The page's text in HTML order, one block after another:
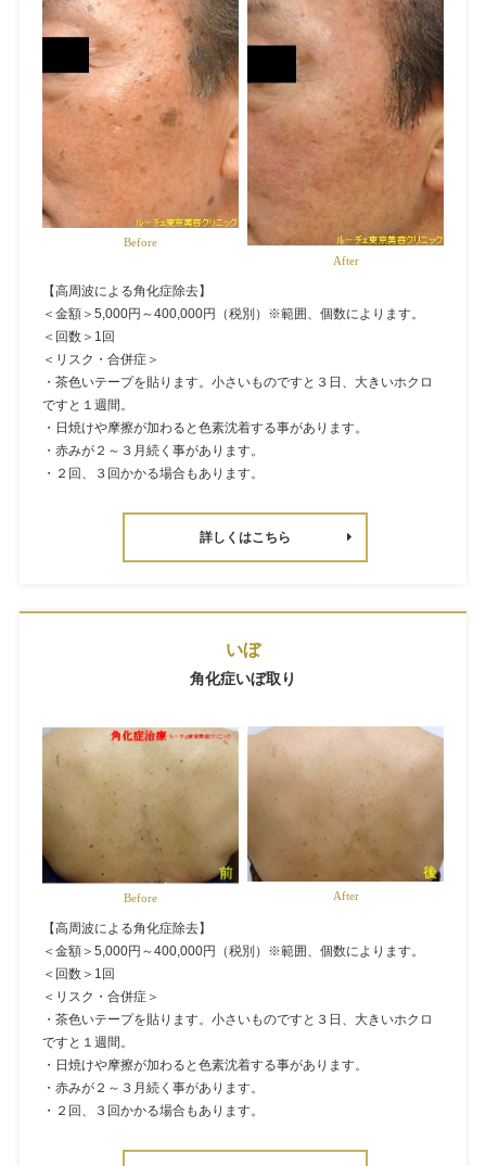
Before
After
【高周波による角化症除去】
＜金額＞5,000円～400,000円（税別）※範囲、個数によります。
＜回数＞1回
＜リスク・合併症＞
・茶色いテープを貼ります。小さいものですと３日、大きいホクロ
ですと１週間。
・日焼けや摩擦が加わると色素沈着する事があります。
・赤みが２～３月続く事があります。
・２回、３回かかる場合もあります。
詳しくはこちら
いぼ
角化症いぼ取り
Before After
【高周波による角化症除去】
＜金額＞5,000円～400,000円（税別）※範囲、個数によります。
＜回数＞1回
＜リスク・合併症＞
・茶色いテープを貼ります。小さいものですと３日、大きいホクロ
ですと１週間。
・日焼けや摩擦が加わると色素沈着する事があります。
・赤みが２～３月続く事があります。
・２回、３回かかる場合もあります。